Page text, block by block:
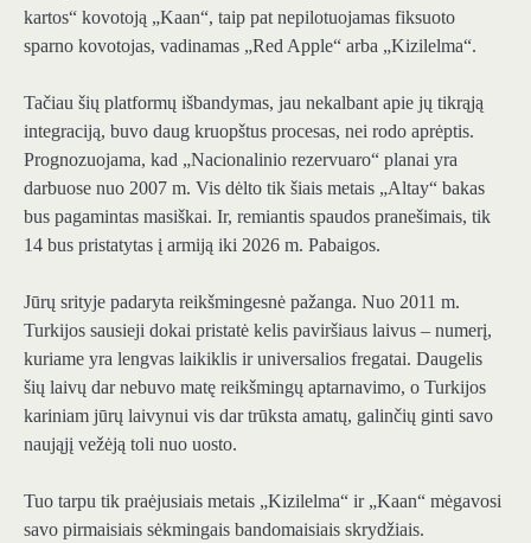
kartos“ kovotoją „Kaan“, taip pat nepilotuojamas fiksuoto
sparno kovotojas, vadinamas „Red Apple“ arba „Kizilelma“.
Tačiau šių platformų išbandymas, jau nekalbant apie jų tikrąją
integraciją, buvo daug kruopštus procesas, nei rodo aprėptis.
Prognozuojama, kad „Nacionalinio rezervuaro“ planai yra
darbuose nuo 2007 m. Vis dėlto tik šiais metais „Altay“ bakas
bus pagamintas masiškai. Ir, remiantis spaudos pranešimais, tik
14 bus pristatytas į armiją iki 2026 m. Pabaigos.
Jūrų srityje padaryta reikšmingesnė pažanga. Nuo 2011 m.
Turkijos sausieji dokai pristatė kelis paviršiaus laivus – numerį,
kuriame yra lengvas laikiklis ir universalios fregatai. Daugelis
šių laivų dar nebuvo matę reikšmingų aptarnavimo, o Turkijos
kariniam jūrų laivynui vis dar trūksta amatų, galinčių ginti savo
naująjį vežėją toli nuo uosto.
Tuo tarpu tik praėjusiais metais „Kizilelma“ ir „Kaan“ mėgavosi
savo pirmaisiais sėkmingais bandomaisiais skrydžiais.